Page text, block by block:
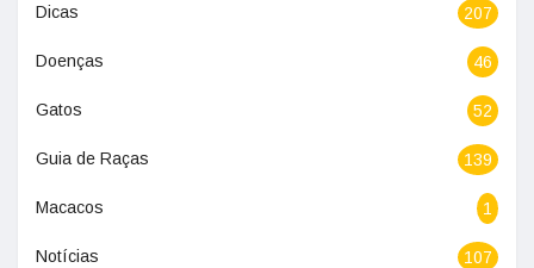
Dicas 207
Doenças 46
Gatos 52
Guia de Raças 139
Macacos 1
Notícias 107